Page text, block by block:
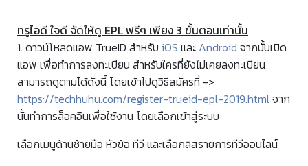
ทรูไอดี ใจดี จัดให้ดู EPL ฟรีๆ เพียง 3 ขั้นตอนเท่านั้น
1. ดาวน์โหลดแอพ TrueID สำหรับ iOS และ Android จากนั้นเปิด
แอพ เพื่อทำการลงทะเบียน สำหรับใครที่ยังไม่เคยลงทะเบียน
สามารถดูตามได้ดังนี้ โดยเข้าไปดูวิธีสมัครที่ ->
https://techhuhu.com/register-trueid-epl-2019.htmlจาก
นั้นทำการล็อคอินเพื่อใช้งาน โดยเลือกเข้าสู่ระบบ
เลือกเมนูด้านซ้ายมือ หัวข้อ ทีวี และเลือกลิสรายการทีวีออนไลน์